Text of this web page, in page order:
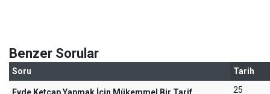
Benzer Sorular
Soru Tarih
25